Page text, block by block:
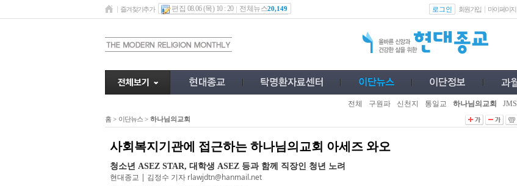
즐겨찾기추가 편집 08.06 (목) 10 : 20 전체뉴스20,149 로그인 회원가입 마이페이지
전체 구원파 신천지 통일교 하나님의교회 JMS
홈 > 이단뉴스 > 하나님의교회
사회복지기관에 접근하는 하나님의교회 아세즈 와오
청소년 ASEZ STAR, 대학생 ASEZ 등과 함께 직장인 청년 노려
현대종교 | 김정수 기자 rlawjdtn@hanmail.net